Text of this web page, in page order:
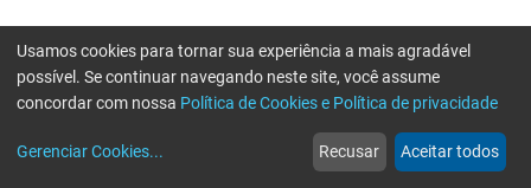
web
Notícias
more_horiz
Mais
Usamos cookies para tornar sua experiência a mais agradável
possível. Se continuar navegando neste site, você assume
concordar com nossa Política de Cookies e Política de privacidade
Gerenciar Cookies... Recusar Aceitar todos
Erro ao enviar informações, por favor tente novamente